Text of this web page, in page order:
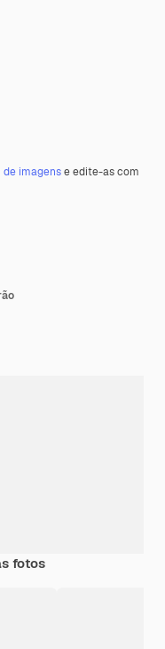
imagense edite-as com
fotos